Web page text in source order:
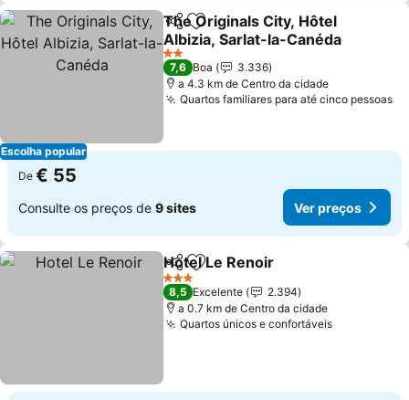
Escolha popular
PartilharAdicionar aos favoritos
The Originals City, Hôtel
Albizia, Sarlat-la-Canéda
2 Estrelas
7,6 Boa
3.336
a 4.3 km de Centro da cidade
Quartos familiares para até cinco pessoas
De € 55
Consulte os preços de 9 sites Ver preços
PartilharAdicionar aos favoritos
Hotel Le Renoir
3 Estrelas
8,5 Excelente
2.394
a 0.7 km de Centro da cidade
Quartos únicos e confortáveis